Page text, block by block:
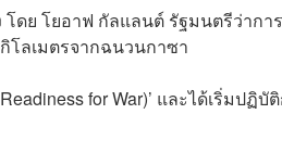
ดย โยอาฟ กัลแลนต์ รัฐมนตรีว่าการ
โลเมตรจากฉนวนกาซา
for War)’ และได้เริ่มปฏิบั